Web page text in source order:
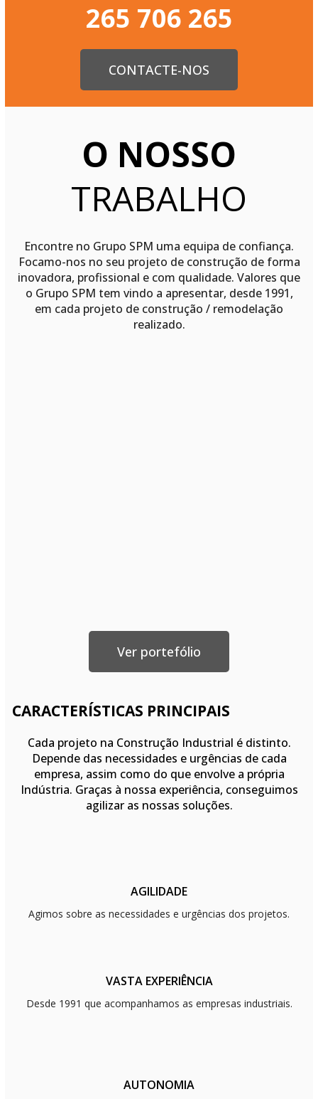
265 706 265
CONTACTE-NOS
O NOSSO
TRABALHO
Encontre no Grupo SPM uma equipa de confiança.
Focamo-nos no seu projeto de construção de forma
inovadora, profissional e com qualidade. Valores que
o Grupo SPM tem vindo a apresentar, desde 1991,
em cada projeto de construção / remodelação
realizado.
Ver portefólio
CARACTERÍSTICAS PRINCIPAIS
Cada projeto na Construção Industrial é distinto.
Depende das necessidades e urgências de cada
empresa, assim como do que envolve a própria
Indústria. Graças à nossa experiência, conseguimos
agilizar as nossas soluções.
AGILIDADE
Agimos sobre as necessidades e urgências dos projetos.
VASTA EXPERIÊNCIA
Desde 1991 que acompanhamos as empresas industriais.
AUTONOMIA